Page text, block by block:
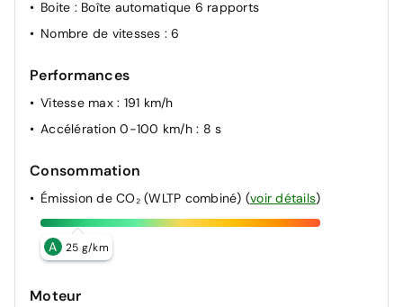
Boite : Boîte automatique 6 rapports
Nombre de vitesses : 6
Performances
Vitesse max : 191 km/h
Accélération 0-100 km/h : 8 s
Consommation
Émission de CO₂ (WLTP combiné) (voir détails)
A 25 g/km
Moteur